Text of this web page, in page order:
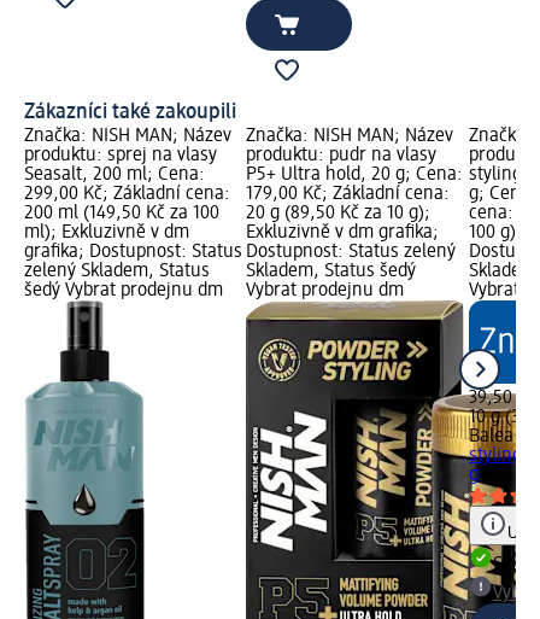
Zákazníci také zakoupili
Značka: NISH MAN; Název
produktu: sprej na vlasy
Seasalt, 200 ml; Cena:
299,00 Kč; Základní cena:
200 ml (149,50 Kč za 100
ml); Exkluzivně v dm
grafika; Dostupnost: Status
zelený Skladem, Status
šedý Vybrat prodejnu dm
Značka: NISH MAN; Název
produktu: pudr na vlasy
P5+ Ultra hold, 20 g; Cena:
179,00 Kč; Základní cena:
20 g (89,50 Kč za 10 g);
Exkluzivně v dm grafika;
Dostupnost: Status zelený
Skladem, Status šedý
Vybrat prodejnu dm
Značka:
g; Cena:
cena: 10
100 g);
Vybrat
39,50 Kč
10 g
Balea
g